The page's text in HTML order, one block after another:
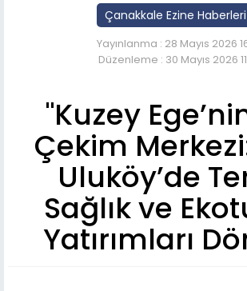
Çanakkale Ezine Haberleri
Yayınlanma : 28 Mayıs 2026
Düzenleme : 30 Mayıs 2026
"Kuzey
Çekim
Uluköy’de
Sağlık ve
Yatırımları